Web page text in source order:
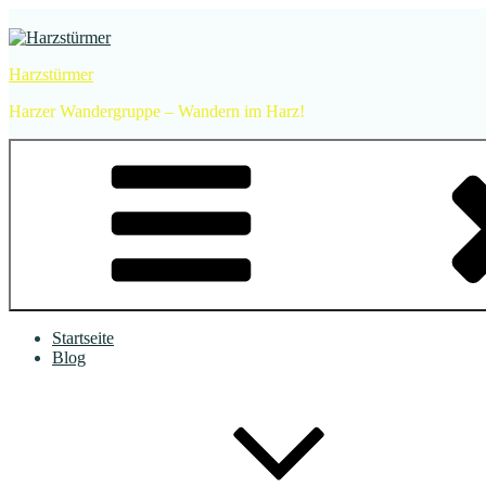
Inhalt
Harzstürmer
Harzer Wandergruppe – Wandern im Harz!
Startseite
Blog